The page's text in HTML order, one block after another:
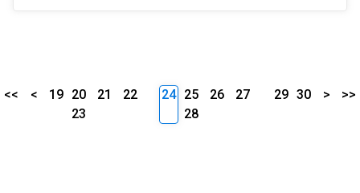
<< < 19 20 21
22
23
24 25 26
27
28
29 30 > >>